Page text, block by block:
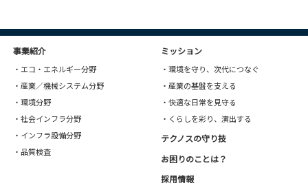
事業紹介
・エコ・エネルギー分野
・産業／機械システム分野
・環境分野
・社会インフラ分野
・インフラ設備分野
・品質検査
ミッション
・環境を守り、次代につなぐ
・産業の基盤を支える
・快適な日常を見守る
・くらしを彩り、演出する
テクノスの守り技
お困りのことは？
採用情報